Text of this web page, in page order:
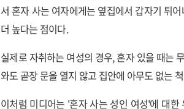
서 혼자 사는 여자에게는 옆집에서 갑자기 튀
더 높다는 점이다.
실제로 자취하는 여성의 경우, 혼자 있을 때는
와도 곧장 문을 열지 않고 집안에 아무도 없는
이처럼 미디어는 '혼자 사는 성인 여성'에 대